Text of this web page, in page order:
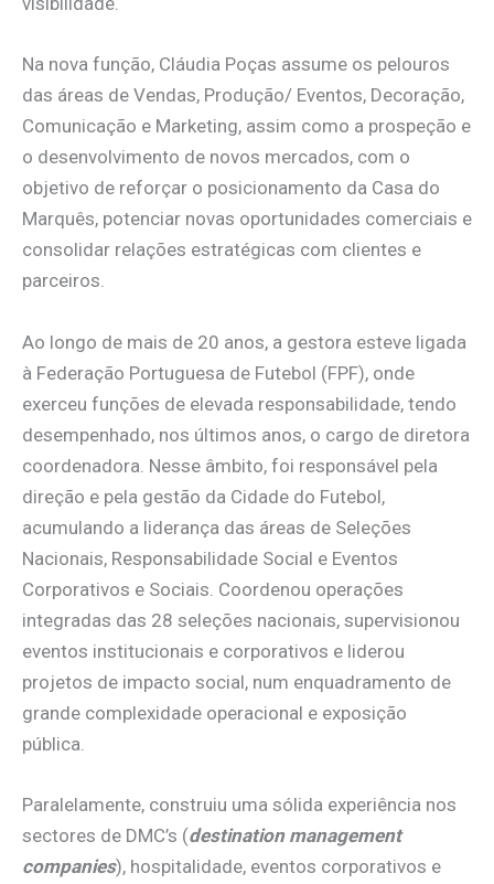
Na nova função, Cláudia Poças assume os pelouros
das áreas de Vendas, Produção/ Eventos, Decoração,
Comunicação e Marketing, assim como a prospeção e
o desenvolvimento de novos mercados, com o
objetivo de reforçar o posicionamento da Casa do
Marquês, potenciar novas oportunidades comerciais e
consolidar relações estratégicas com clientes e
parceiros.
Ao longo de mais de 20 anos, a gestora esteve ligada
à Federação Portuguesa de Futebol (FPF), onde
exerceu funções de elevada responsabilidade, tendo
desempenhado, nos últimos anos, o cargo de diretora
coordenadora. Nesse âmbito, foi responsável pela
direção e pela gestão da Cidade do Futebol,
acumulando a liderança das áreas de Seleções
Nacionais, Responsabilidade Social e Eventos
Corporativos e Sociais. Coordenou operações
integradas das 28 seleções nacionais, supervisionou
eventos institucionais e corporativos e liderou
projetos de impacto social, num enquadramento de
grande complexidade operacional e exposição
pública.
Paralelamente, construiu uma sólida experiência nos
sectores de DMC’s (destination management
companies), hospitalidade, eventos corporativos e